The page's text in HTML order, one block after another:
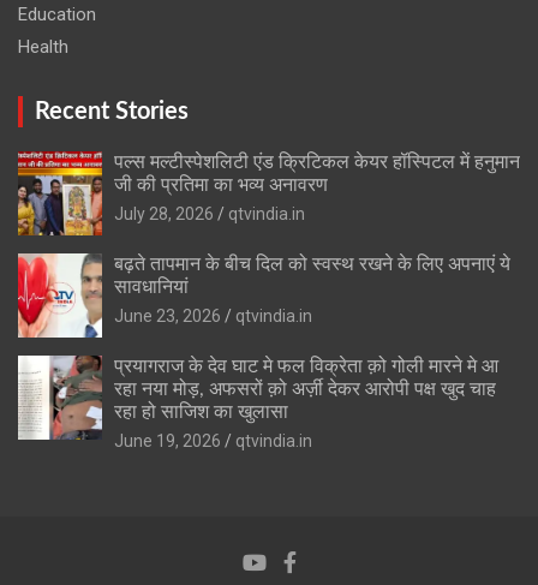
Education
Health
Recent Stories
पल्स मल्टीस्पेशलिटी एंड क्रिटिकल केयर हॉस्पिटल में हनुमान
जी की प्रतिमा का भव्य अनावरण
July 28, 2026
qtvindia.in
बढ़ते तापमान के बीच दिल को स्वस्थ रखने के लिए अपनाएं ये
सावधानियां
June 23, 2026
qtvindia.in
प्रयागराज के देव घाट मे फल विक्रेता क़ो गोली मारने मे आ
रहा नया मोड़, अफसरों क़ो अर्ज़ी देकर आरोपी पक्ष खुद चाह
रहा हो साजिश का खुलासा
June 19, 2026
qtvindia.in